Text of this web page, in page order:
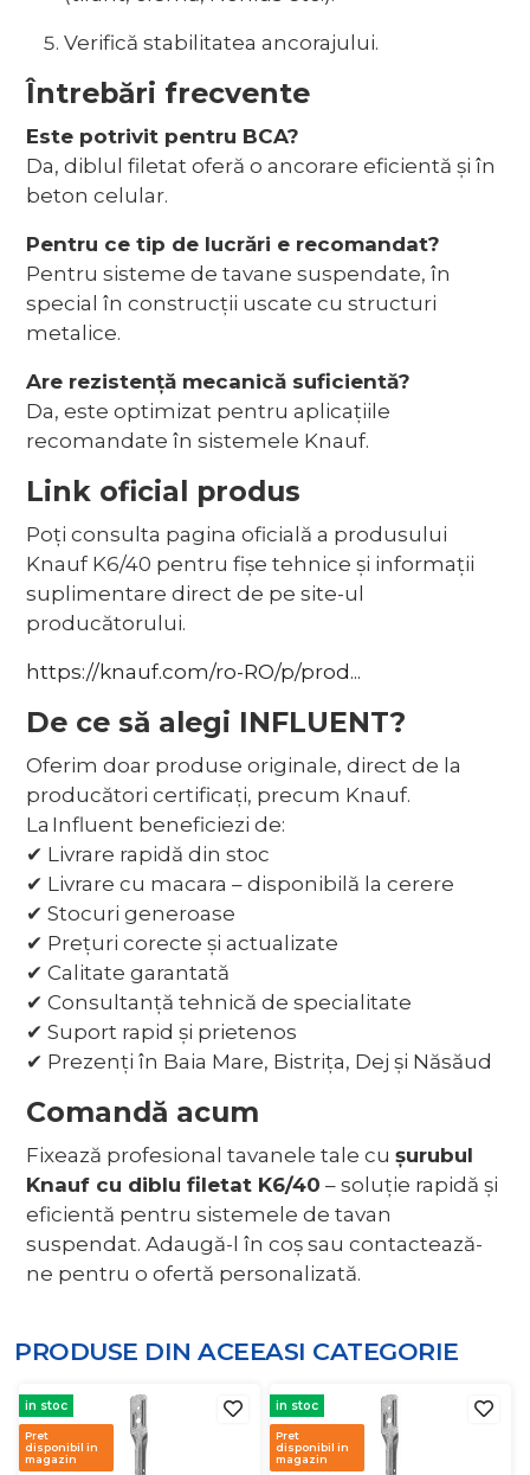
Verifică stabilitatea ancorajului.
Întrebări frecvente
Este potrivit pentru BCA?
Da, diblul filetat oferă o ancorare eficientă și în
beton celular.
Pentru ce tip de lucrări e recomandat?
Pentru sisteme de tavane suspendate, în
special în construcții uscate cu structuri
metalice.
Are rezistență mecanică suficientă?
Da, este optimizat pentru aplicațiile
recomandate în sistemele Knauf.
Link oficial produs
Poți consulta pagina oficială a produsului
Knauf K6/40 pentru fișe tehnice și informații
suplimentare direct de pe site-ul
producătorului.
https://knauf.com/ro-RO/p/prod...
De ce să alegi INFLUENT?
Oferim doar produse originale, direct de la
producători certificați, precum Knauf.
La Influent beneficiezi de:
✔ Livrare rapidă din stoc
✔ Livrare cu macara – disponibilă la cerere
✔ Stocuri generoase
✔ Prețuri corecte și actualizate
✔ Calitate garantată
✔ Consultanță tehnică de specialitate
✔ Suport rapid și prietenos
✔ Prezenți în Baia Mare, Bistrița, Dej și Năsăud
Comandă acum
Fixează profesional tavanele tale cu șurubul
Knauf cu diblu filetat K6/40 – soluție rapidă și
eficientă pentru sistemele de tavan
suspendat. Adaugă-l în coș sau contactează-
ne pentru o ofertă personalizată.
PRODUSE DIN ACEEASI CATEGORIE
in stoc
Pret
disponibil in
magazin
in stoc
Pret
disponibil in
magazin